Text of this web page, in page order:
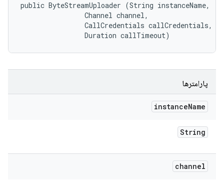
public ByteStreamUploader (String instanceName,
                Channel channel,
                CallCredentials callCredentials,
                Duration callTimeout)
پارامترها
instanceName
String
channel